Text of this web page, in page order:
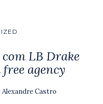
LB Drake
agency
Alexandre Castro